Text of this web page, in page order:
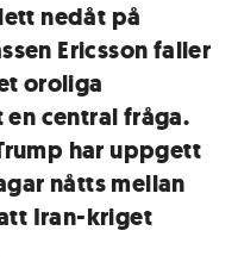
nedåt på
Ericsson faller
oroliga
central fråga.
har uppgett
nåtts mellan
Iran-kriget